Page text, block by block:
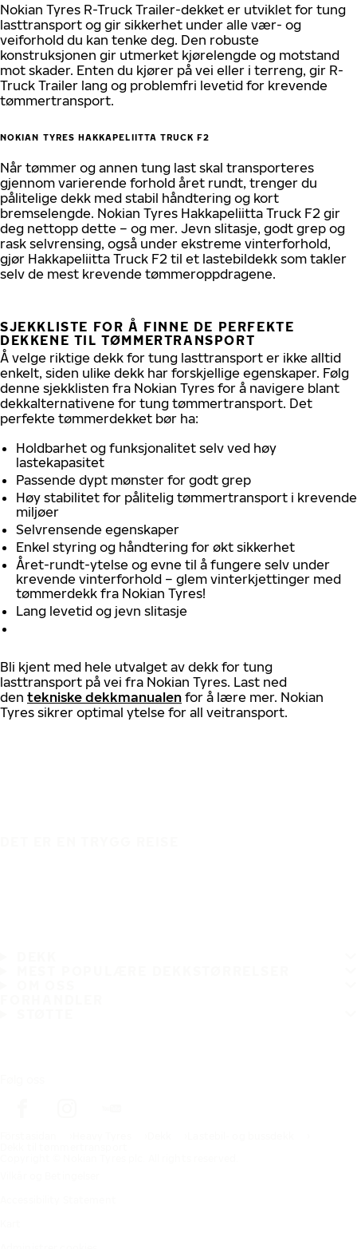
Nokian Tyres R-Truck Trailer-dekket er utviklet for tung
lasttransport og gir sikkerhet under alle vær- og
veiforhold du kan tenke deg. Den robuste
konstruksjonen gir utmerket kjørelengde og motstand
mot skader. Enten du kjører på vei eller i terreng, gir R-
Truck Trailer lang og problemfri levetid for krevende
tømmertransport.
NOKIAN TYRES HAKKAPELIITTA TRUCK F2
Når tømmer og annen tung last skal transporteres
gjennom varierende forhold året rundt, trenger du
pålitelige dekk med stabil håndtering og kort
bremselengde. Nokian Tyres Hakkapeliitta Truck F2 gir
deg nettopp dette – og mer. Jevn slitasje, godt grep og
rask selvrensing, også under ekstreme vinterforhold,
gjør Hakkapeliitta Truck F2 til et lastebildekk som takler
selv de mest krevende tømmeroppdragene.
SJEKKLISTE FOR Å FINNE DE PERFEKTE
DEKKENE TIL TØMMERTRANSPORT
Å velge riktige dekk for tung lasttransport er ikke alltid
enkelt, siden ulike dekk har forskjellige egenskaper. Følg
denne sjekklisten fra Nokian Tyres for å navigere blant
dekkalternativene for tung tømmertransport. Det
perfekte tømmerdekket bør ha:
Holdbarhet og funksjonalitet selv ved høy
lastekapasitet
Passende dypt mønster for godt grep
Høy stabilitet for pålitelig tømmertransport i krevende
miljøer
Selvrensende egenskaper
Enkel styring og håndtering for økt sikkerhet
Året-rundt-ytelse og evne til å fungere selv under
krevende vinterforhold – glem vinterkjettinger med
tømmerdekk fra Nokian Tyres!
Lang levetid og jevn slitasje
Bli kjent med hele utvalget av dekk for tung
lasttransport på vei fra Nokian Tyres. Last ned
den tekniske dekkmanualen for å lære mer. Nokian
Tyres sikrer optimal ytelse for all veitransport.